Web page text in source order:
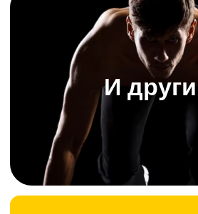
Постоянные мысли: «А могу ли я
им доверять?» Тренеры могут
уводить клиентов, администраторы
— не вносить записи вовремя. И
вот вы вроде бы всё
контролируете, но проблемы всё
равно всплывают.
Ручная обработка платежей
Оплаты проходят разными
способами: от наличных до
переводов на карту физлицу. В
итоге никакой прозрачности: